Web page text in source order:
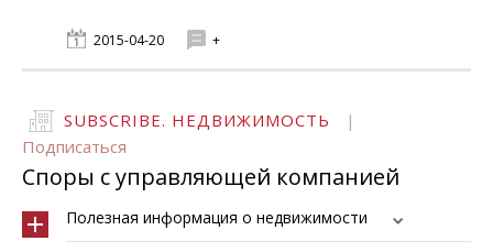
2015-04-20 +
SUBSCRIBE. НЕДВИЖИМОСТЬ
|
Подписаться
Споры с управляющей компанией
Полезная информация о недвижимости